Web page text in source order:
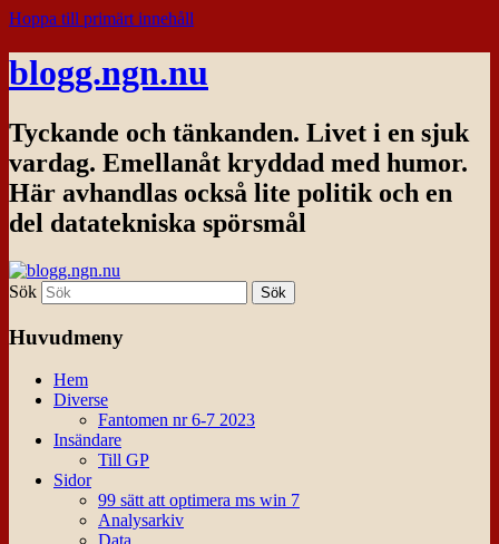
Hoppa till primärt innehåll
blogg.ngn.nu
Tyckande och tänkanden. Livet i en sjuk
vardag. Emellanåt kryddad med humor.
Här avhandlas också lite politik och en
del datatekniska spörsmål
Sök
Huvudmeny
Hem
Diverse
Fantomen nr 6-7 2023
Insändare
Till GP
Sidor
99 sätt att optimera ms win 7
Analysarkiv